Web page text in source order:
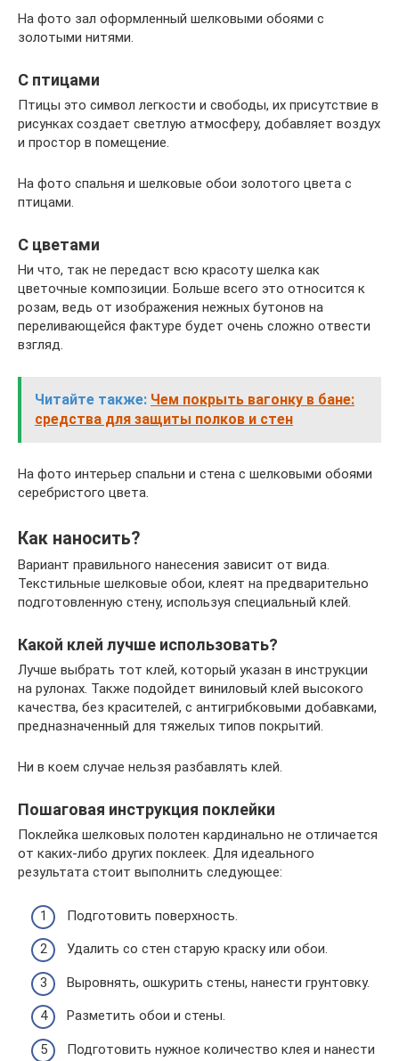
На фото зал оформленный шелковыми обоями с
золотыми нитями.
С птицами
Птицы это символ легкости и свободы, их присутствие в
рисунках создает светлую атмосферу, добавляет воздух
и простор в помещение.
На фото спальня и шелковые обои золотого цвета с
птицами.
С цветами
Ни что, так не передаст всю красоту шелка как
цветочные композиции. Больше всего это относится к
розам, ведь от изображения нежных бутонов на
переливающейся фактуре будет очень сложно отвести
взгляд.
Читайте также: Чем покрыть вагонку в бане:
средства для защиты полков и стен
На фото интерьер спальни и стена с шелковыми обоями
серебристого цвета.
Как наносить?
Вариант правильного нанесения зависит от вида.
Текстильные шелковые обои, клеят на предварительно
подготовленную стену, используя специальный клей.
Какой клей лучше использовать?
Лучше выбрать тот клей, который указан в инструкции
на рулонах. Также подойдет виниловый клей высокого
качества, без красителей, с антигрибковыми добавками,
предназначенный для тяжелых типов покрытий.
Ни в коем случае нельзя разбавлять клей.
Пошаговая инструкция поклейки
Поклейка шелковых полотен кардинально не отличается
от каких-либо других поклеек. Для идеального
результата стоит выполнить следующее:
Подготовить поверхность.
Удалить со стен старую краску или обои.
Выровнять, ошкурить стены, нанести грунтовку.
Разметить обои и стены.
Подготовить нужное количество клея и нанести